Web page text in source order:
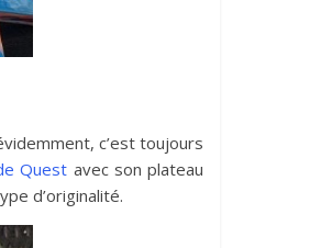
c’est toujours
Quest avec son plateau
d’originalité.